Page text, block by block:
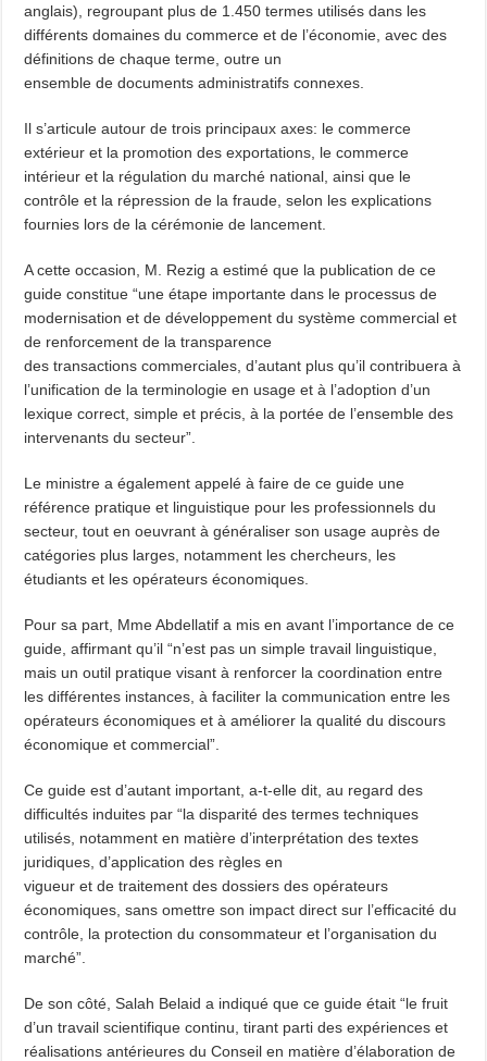
anglais), regroupant plus de 1.450 termes utilisés dans les
différents domaines du commerce et de l’économie, avec des
définitions de chaque terme, outre un
ensemble de documents administratifs connexes.
Il s’articule autour de trois principaux axes: le commerce
extérieur et la promotion des exportations, le commerce
intérieur et la régulation du marché national, ainsi que le
contrôle et la répression de la fraude, selon les explications
fournies lors de la cérémonie de lancement.
A cette occasion, M. Rezig a estimé que la publication de ce
guide constitue “une étape importante dans le processus de
modernisation et de développement du système commercial et
de renforcement de la transparence
des transactions commerciales, d’autant plus qu’il contribuera à
l’unification de la terminologie en usage et à l’adoption d’un
lexique correct, simple et précis, à la portée de l’ensemble des
intervenants du secteur”.
Le ministre a également appelé à faire de ce guide une
référence pratique et linguistique pour les professionnels du
secteur, tout en oeuvrant à généraliser son usage auprès de
catégories plus larges, notamment les chercheurs, les
étudiants et les opérateurs économiques.
Pour sa part, Mme Abdellatif a mis en avant l’importance de ce
guide, affirmant qu’il “n’est pas un simple travail linguistique,
mais un outil pratique visant à renforcer la coordination entre
les différentes instances, à faciliter la communication entre les
opérateurs économiques et à améliorer la qualité du discours
économique et commercial”.
Ce guide est d’autant important, a-t-elle dit, au regard des
difficultés induites par “la disparité des termes techniques
utilisés, notamment en matière d’interprétation des textes
juridiques, d’application des règles en
vigueur et de traitement des dossiers des opérateurs
économiques, sans omettre son impact direct sur l’efficacité du
contrôle, la protection du consommateur et l’organisation du
marché”.
De son côté, Salah Belaid a indiqué que ce guide était “le fruit
d’un travail scientifique continu, tirant parti des expériences et
réalisations antérieures du Conseil en matière d’élaboration de